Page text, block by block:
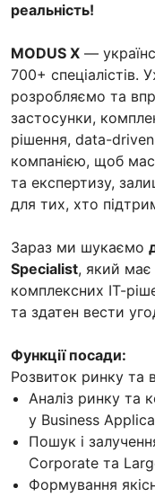
реальність!
MODUS X —
700+ спеціалістів.
розробляємо та
застосунки,
рішення, data-
компанією, щоб
та експертизу,
для тих, хто
Зараз ми шукаємо
Specialist, який має
комплексних ІТ-
та здатен вести
Функції посади:
Розвиток ринку та
Аналіз ринку та
у Business
Пошук і
Corporate та
Формування